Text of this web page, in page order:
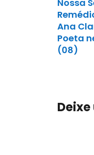
Nossa
Ana
Poeta
(08)